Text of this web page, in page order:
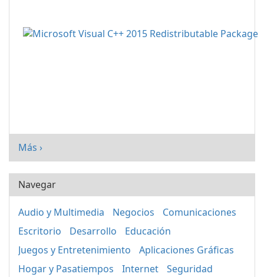
Más ›
Navegar
Audio y Multimedia Negocios
Comunicaciones
Escritorio
Desarrollo
Educación
Juegos y Entretenimiento
Aplicaciones Gráficas
Hogar y Pasatiempos
Internet
Seguridad